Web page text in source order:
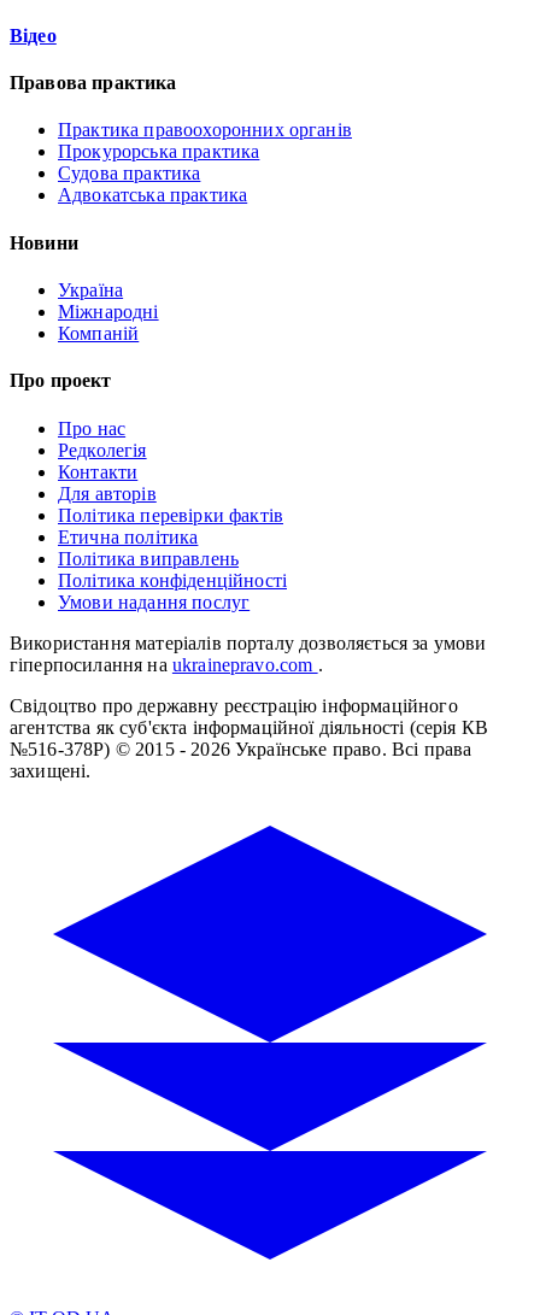
Відео
Правова практика
Практика правоохоронних органів
Прокурорська практика
Судова практика
Адвокатська практика
Новини
Україна
Міжнародні
Компаній
Про проект
Про нас
Редколегія
Контакти
Для авторів
Політика перевірки фактів
Етична політика
Політика виправлень
Політика конфіденційності
Умови надання послуг
Використання матеріалів порталу дозволяється за умови
гіперпосилання на ukrainepravo.com .
Свідоцтво про державну реєстрацію інформаційного
агентства як суб'єкта інформаційної діяльності (серія КВ
№516-378Р) © 2015 - 2026 Українське право. Всі права
захищені.